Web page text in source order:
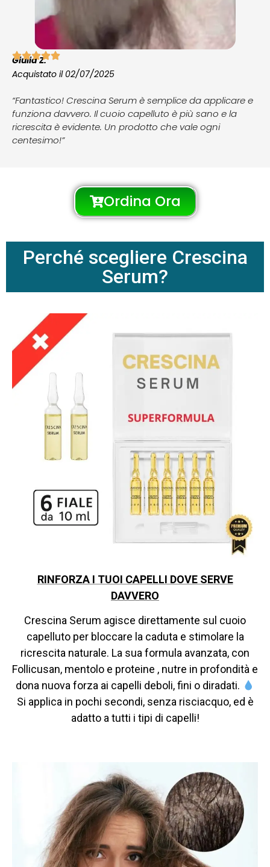
Giulia Z.
Acquistato il 02/07/2025
“Fantastico! Crescina Serum è semplice da applicare e
funziona davvero. Il cuoio capelluto è più sano e la
ricrescita è evidente. Un prodotto che vale ogni
centesimo!”
Ordina Ora
Perché scegliere Crescina
Serum?
RINFORZA I TUOI CAPELLI DOVE SERVE
DAVVERO
Crescina Serum agisce direttamente sul cuoio
capelluto per bloccare la caduta e stimolare la
ricrescita naturale. La sua formula avanzata, con
Follicusan, mentolo e proteine , nutre in profondità e
dona nuova forza ai capelli deboli, fini o diradati.
Si applica in pochi secondi, senza risciacquo, ed è
adatto a tutti i tipi di capelli!